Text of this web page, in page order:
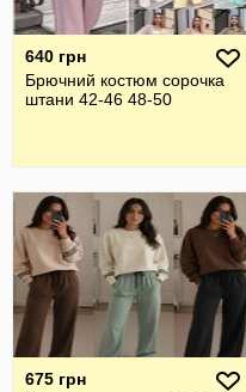
640 грн
Брючний костюм сорочка
штани 42-46 48-50
675 грн